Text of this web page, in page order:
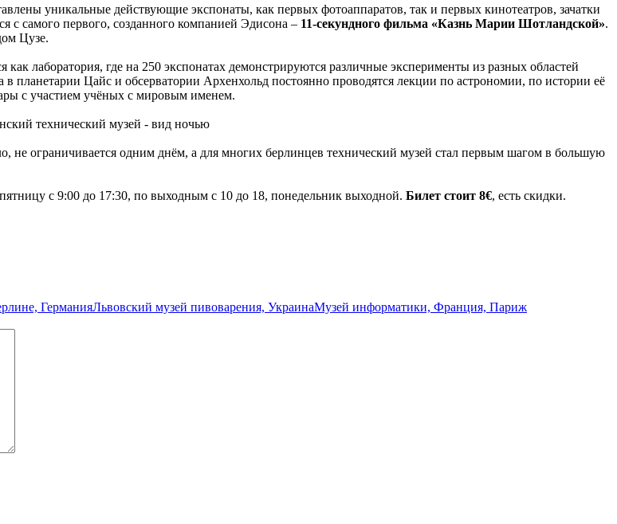
уникальные действующие экспонаты, как первых фотоаппаратов, так и первых кинотеатров, зачатки
с самого первого, созданного компанией Эдисона – 11-секундного фильма «Казнь Марии Шотландской».
Цузе.
лаборатория, где на 250 экспонатах демонстрируются различные эксперименты из разных областей
в планетарии Цайс и обсерватории Архенхольд постоянно проводятся лекции по астрономии, по истории её
с участием учёных с мировым именем.
не ограничивается одним днём, а для многих берлинцев технический музей стал первым шагом в большую
с 9:00 до 17:30, по выходным с 10 до 18, понедельник выходной. Билет стоит 8€, есть скидки.
ГерманияЛьвовский музей пивоварения, УкраинаМузей информатики, Франция, Париж